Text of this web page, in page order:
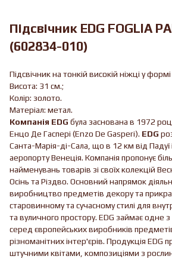
Підсвічник EDG FOGLIA
(602834-010)
Підсвічник на тонкій високій ніжці у
Висота: 31 см.;
Колір: золото.
Матеріал: метал.
Компанія EDG була заснована в 1972
Енцо Де Гаспері (Enzo De Gasperi). EDG
Санта-Марія-ді-Сала, що в 12 км від Падуї
аеропорту Венеція. Компанія пропонує
найменувань товарів зі своїх колекцій
Осінь та Різдво. Основний напрямок
виробництво предметів декору та
старовинному та сучасному стилі для
та вуличного простору. EDG займає одне
серед європейських виробників
різноманітних інтер'єрів. Продукція EDG
штучними квітами, композиціями з